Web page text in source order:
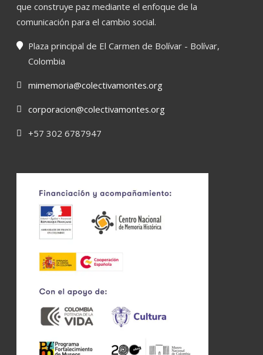
que construye paz mediante el enfoque de la
comunicación para el cambio social.
Plaza principal de El Carmen de Bolívar - Bolívar,
Colombia
mimemoria@colectivamontes.org
corporacion@colectivamontes.org
+57 302 6787947